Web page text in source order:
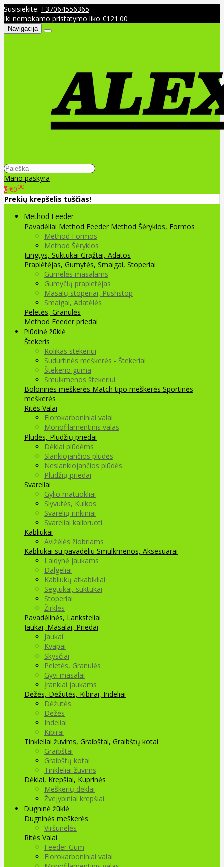
Susisiekite: +37064556365
Iki nemokamo pristatymo liko €121.00
Navigacija
Mano paskyra
0 €000
Prekių krepšelis tuščias!
Method Feeder
Pavadėliai Method Feeder Method Šėryklos, Formos
Method Formos
Method Šėryklos
Jungtys, Suktukai Grąžtai, Adatos
Praplėtėjas, Gumytės, Smaigai, Stoperiai
Gumelės masalams
Gumyčių prapletėjas
Masalų stoperiai, Pushstop
Smaigai, Adatėlės
Peletės, Granulės
Method Feeder priedai
Plūdinė žūklė
Štekeris
Rolikas stekeriui
Sudurtinės meškerės - Štekeriai
Štekerio guma
Smulkmenos štekeriui
Boloninės meškerės Match tipo meškerės Sportinės
meškerės
Ritės Valai
Florokarboniniai valai
Monofilamentinis valas
Plūdės, Plūdžių priedai
Dėklai plūdėms
Slankiojančios plūdės
Neslankiojančios plūdės
Plūdžių priedai
Svareliai
Gylio matuokliai
Slyvutės, Kulkos
Svarelių rinkiniai
Svareliai kalibruoti
Kabliukai
Avižėlės žiobriams
Kabliukai su pavadėliu Smulkmenos, Aksesuarai
Laidynė jaukams
Dalgeliai
Kabliukų atkabikliai
Segtukai, suktukai
Stoperiai
Žirklės
Pavadėlinės, Lanksteliai
Jaukai, Masalai, Priedai
Jaukai
Kvapai
Skysčiai
Peletės, Granulės
Gyvi masalai
Įrankiai jaukams
Dėžės, Dėžutės, Kibirai, Indeliai
Dėžutės
Dėžės
Indeliai
Kibirai
Tinkleliai žuvims, Graibštai, Graibštų kotai
Graibštai
Graibštų kotai
Tinkleliai žuvims
Dėklai, Krepšiai, Kuprinės
Meškerių dėklai
Žvejybiniai krepšiai
Dugninė žūklė
Dugninės meškerės
Viršūnėlės
Ritės Valai
Feeder Gum
Florokarboniniai valai